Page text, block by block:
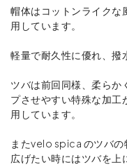
帽体はコットンライクな
用しています。
軽量で耐久性に優れ、撥
ツバは前回同様、柔らか
プさせやすい特殊な加工
用しています。
またvelo spica のツバの
広げたい時にはツバを上